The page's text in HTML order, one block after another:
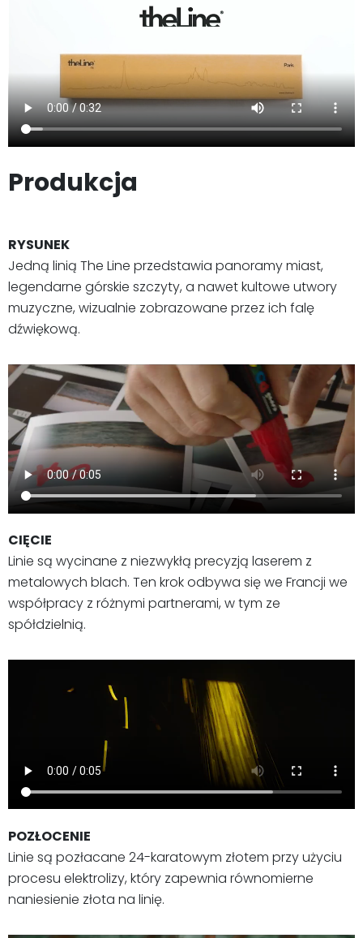
Produkcja
RYSUNEK
Jedną linią The Line przedstawia panoramy miast,
legendarne górskie szczyty, a nawet kultowe utwory
muzyczne, wizualnie zobrazowane przez ich falę
dźwiękową.
CIĘCIE
Linie są wycinane z niezwykłą precyzją laserem z
metalowych blach. Ten krok odbywa się we Francji we
współpracy z różnymi partnerami, w tym ze
spółdzielnią.
POZŁOCENIE
Linie są pozłacane 24-karatowym złotem przy użyciu
procesu elektrolizy, który zapewnia równomierne
naniesienie złota na linię.